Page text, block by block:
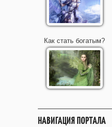
Как стать богатым?
НАВИГАЦИЯ ПОРТАЛА